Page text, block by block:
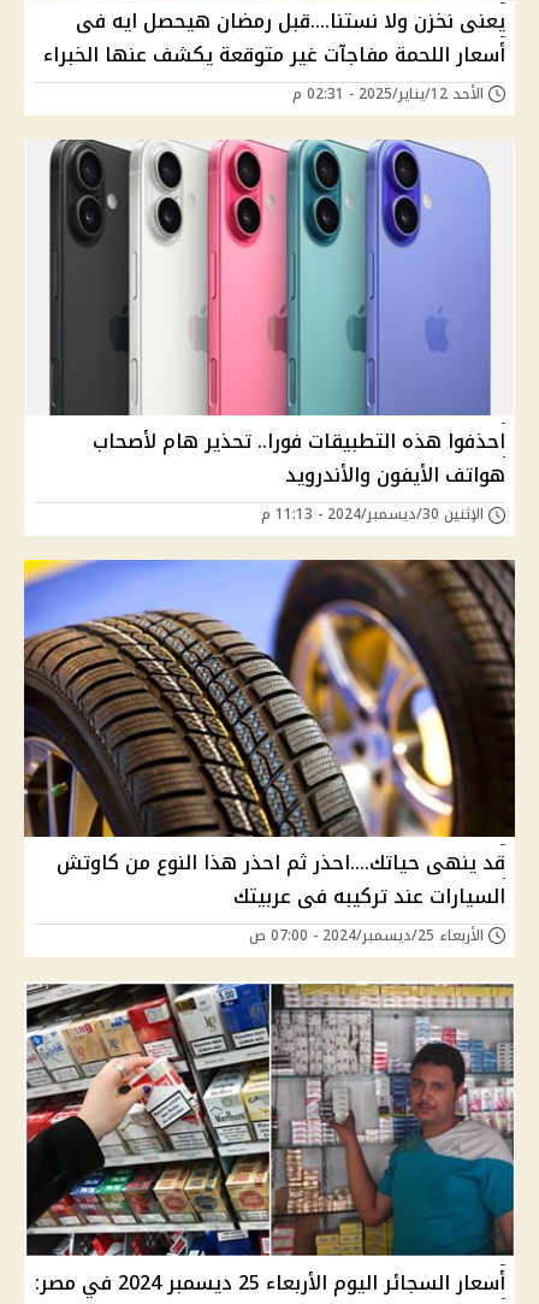
يعنى نخزن ولا نستنا....قبل رمضان هيحصل ايه فى
أسعار اللحمة مفاجآت غير متوقعة يكشف عنها الخبراء
الأحد 12/يناير/2025 - 02:31 م
احذفوا هذه التطبيقات فورا.. تحذير هام لأصحاب
هواتف الأيفون والأندرويد
الإثنين 30/ديسمبر/2024 - 11:13 م
قد ينهى حياتك....احذر ثم احذر هذا النوع من كاوتش
السيارات عند تركيبه فى عربيتك
الأربعاء 25/ديسمبر/2024 - 07:00 ص
أسعار السجائر اليوم الأربعاء 25 ديسمبر 2024 في مصر: